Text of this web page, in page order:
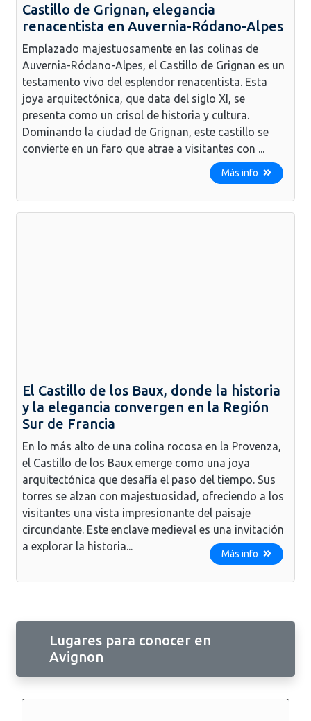
Castillo de Grignan, elegancia
renacentista en Auvernia-Ródano-Alpes
Emplazado majestuosamente en las colinas de
Auvernia-Ródano-Alpes, el Castillo de Grignan es un
testamento vivo del esplendor renacentista. Esta
joya arquitectónica, que data del siglo XI, se
presenta como un crisol de historia y cultura.
Dominando la ciudad de Grignan, este castillo se
convierte en un faro que atrae a visitantes con ...
Más info
El Castillo de los Baux, donde la historia
y la elegancia convergen en la Región
Sur de Francia
En lo más alto de una colina rocosa en la Provenza,
el Castillo de los Baux emerge como una joya
arquitectónica que desafía el paso del tiempo. Sus
torres se alzan con majestuosidad, ofreciendo a los
visitantes una vista impresionante del paisaje
circundante. Este enclave medieval es una invitación
a explorar la historia...
Más info
Lugares para conocer en
Avignon